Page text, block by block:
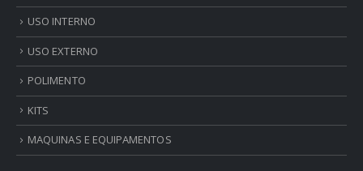
USO INTERNO
USO EXTERNO
POLIMENTO
KITS
MAQUINAS E EQUIPAMENTOS